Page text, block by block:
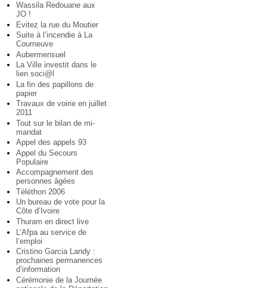
Wassila Redouane aux
JO !
Evitez la rue du Moutier
Suite à l’incendie à La
Courneuve
Aubermensuel
La Ville investit dans le
lien soci@l
La fin des papillons de
papier
Travaux de voirie en juillet
2011
Tout sur le bilan de mi-
mandat
Appel des appels 93
Appel du Secours
Populaire
Accompagnement des
personnes âgées
Téléthon 2006
Un bureau de vote pour la
Côte d’Ivoire
Thuram en direct live
L’Afpa au service de
l’emploi
Cristino Garcia Landy :
prochaines permanences
d’information
Cérémonie de la Journée